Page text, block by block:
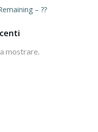
– ??
mostrare.